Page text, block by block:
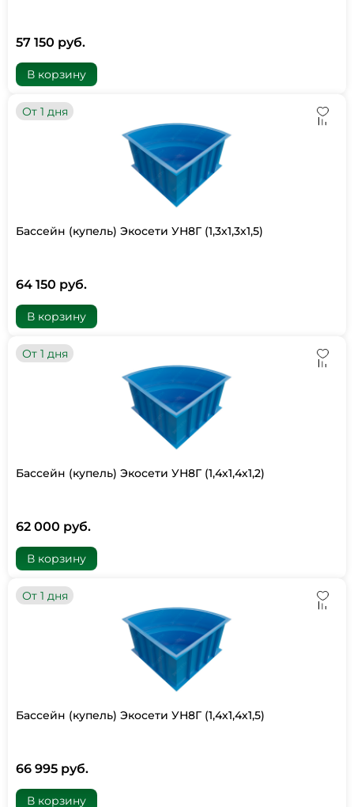
57 150 руб.
В корзину
От 1 дня
Бассейн (купель) Экосети УН8Г (1,3х1,3х1,5)
64 150 руб.
В корзину
От 1 дня
Бассейн (купель) Экосети УН8Г (1,4х1,4х1,2)
62 000 руб.
В корзину
От 1 дня
Бассейн (купель) Экосети УН8Г (1,4х1,4х1,5)
66 995 руб.
В корзину